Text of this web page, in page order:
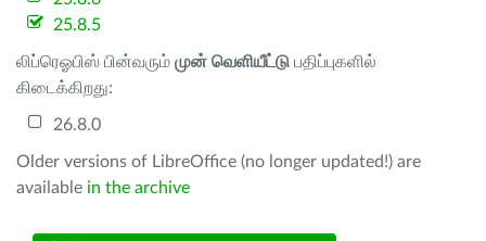
25.8.5
லிப்ரெஓபிஸ் பின்வரும் முன் வெளியீட்டு பதிப்புகளில்
கிடைக்கிறது:
26.8.0
Older versions of LibreOffice (no longer updated!) are
available in the archive